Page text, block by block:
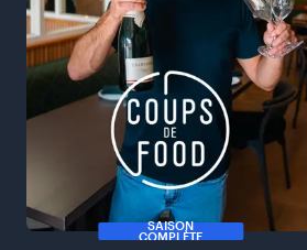
SAISON
COMPLÈTE